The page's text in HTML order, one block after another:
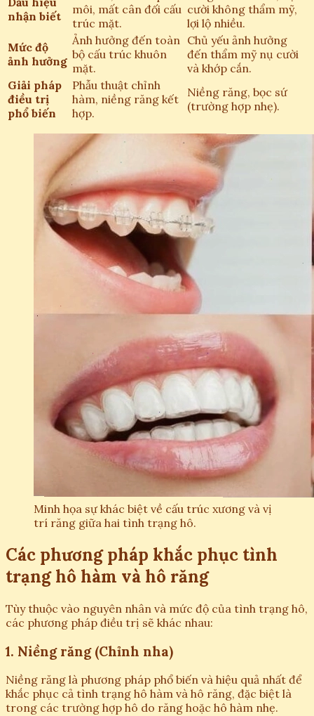
nhận biết
môi, mất cân đối cấu
trúc mặt.
cười không thẩm mỹ,
lợi lộ nhiều.
Mức độ
ảnh hưởng
Ảnh hưởng đến toàn
bộ cấu trúc khuôn
mặt.
Chủ yếu ảnh hưởng
đến thẩm mỹ nụ cười
và khớp cắn.
Giải pháp
điều trị
phổ biến
Phẫu thuật chỉnh
hàm, niềng răng kết
hợp.
Niềng răng, bọc sứ
(trường hợp nhẹ).
Minh họa sự khác biệt về cấu trúc xương và vị
trí răng giữa hai tình trạng hô.
Các phương pháp khắc phục tình
trạng hô hàm và hô răng
Tùy thuộc vào nguyên nhân và mức độ của tình trạng hô,
các phương pháp điều trị sẽ khác nhau:
1. Niềng răng (Chỉnh nha)
Niềng răng là phương pháp phổ biến và hiệu quả nhất để
khắc phục cả tình trạng hô hàm và hô răng, đặc biệt là
trong các trường hợp hô do răng hoặc hô hàm nhẹ.